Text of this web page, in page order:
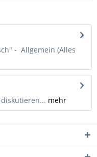
- Allgemein (Alles
mehr